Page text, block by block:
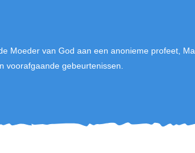
Moeder van God aan een anonieme profeet,
voorafgaande gebeurtenissen.